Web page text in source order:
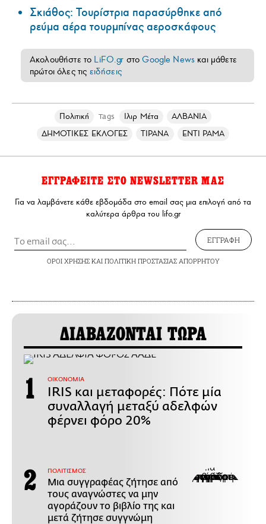
Σκιάθος: Τουρίστρια παρασύρθηκε από
ρεύμα αέρα τουρμπίνας αεροσκάφους
Ακολουθήστε το LiFO.gr στοGoogle News και μάθετε
πρώτοι όλες τις ειδήσεις
Πολιτική Tags Ιλιρ Μέτα
ΑΛΒΑΝΙΑ
ΔΗΜΟΤΙΚΕΣ ΕΚΛΟΓΕΣ
ΤΙΡΑΝΑ ΕΝΤΙ ΡΑΜΑ
ΕΓΓΡΑΦΕΙΤΕ ΣΤΟ NEWSLETTER ΜΑΣ
Για να λαμβάνετε κάθε εβδομάδα στο email σας μια επιλογή από τα
καλύτερα άρθρα του lifo.gr
ΕΓΓΡΑΦΗ
ΟΡΟΙ ΧΡΗΣΗΣΚΑΙ ΠΟΛΙΤΙΚΗ ΠΡΟΣΤΑΣΙΑΣ ΑΠΟΡΡΗΤΟΥ
ΔΙΑΒΑΖΟΝΤΑΙ ΤΩΡΑ
ΟΙΚΟΝΟΜΙΑ
IRIS και μεταφορές: Πότε μία
συναλλαγή μεταξύ αδελφών
φέρνει φόρο 20%
ΠΟΛΙΤΙΣΜΟΣ
Μια συγγραφέας ζήτησε από
τους αναγνώστες να μην
αγοράζουν το βιβλίο της και
μετά ζήτησε συγγνώμη